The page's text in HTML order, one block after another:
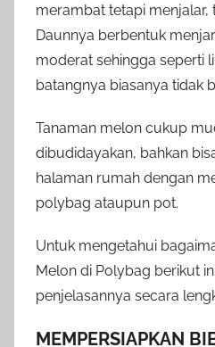
merambat tetapi menjalar,
Daunnya berbentuk
moderat sehingga seperti
batangnya biasanya tidak
Tanaman melon cukup
dibudidayakan, bahkan
halaman rumah dengan
polybag ataupun pot.
Untuk mengetahui
Melon di Polybag berikut
penjelasannya secara
MEMPERSIAPKAN